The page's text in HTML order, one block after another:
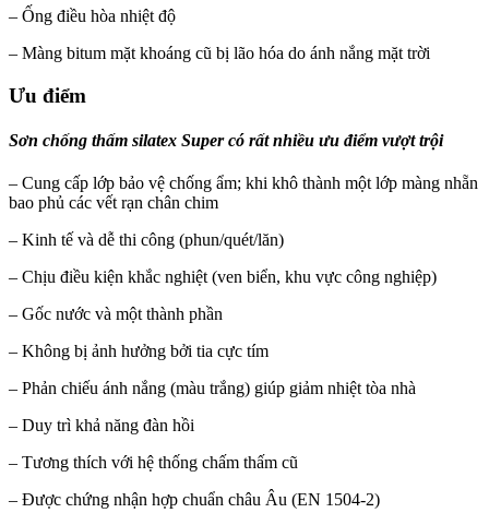
– Ống điều hòa nhiệt độ
– Màng bitum mặt khoáng cũ bị lão hóa do ánh nắng mặt trời
Ưu điểm
Sơn chống thấm silatex Super có rất nhiều ưu điểm vượt trội
– Cung cấp lớp bảo vệ chống ẩm; khi khô thành một lớp màng nhẵn
bao phủ các vết rạn chân chim
– Kinh tế và dễ thi công (phun/quét/lăn)
– Chịu điều kiện khắc nghiệt (ven biển, khu vực công nghiệp)
– Gốc nước và một thành phần
– Không bị ảnh hưởng bởi tia cực tím
– Phản chiếu ánh nắng (màu trắng) giúp giảm nhiệt tòa nhà
– Duy trì khả năng đàn hồi
– Tương thích với hệ thống chấm thấm cũ
– Được chứng nhận hợp chuẩn châu Âu (EN 1504-2)